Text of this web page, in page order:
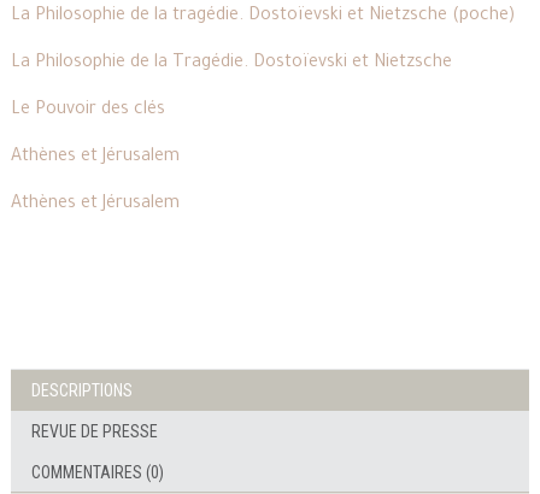
La Philosophie de la tragédie. Dostoïevski et Nietzsche (poche)
La Philosophie de la Tragédie. Dostoïevski et Nietzsche
Le Pouvoir des clés
Athènes et Jérusalem
Athènes et Jérusalem
DESCRIPTIONS
REVUE DE PRESSE
COMMENTAIRES (0)